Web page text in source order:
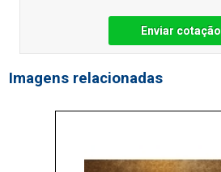
Enviar cotação
Imagens relacionadas